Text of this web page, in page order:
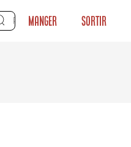
Manger Sortir